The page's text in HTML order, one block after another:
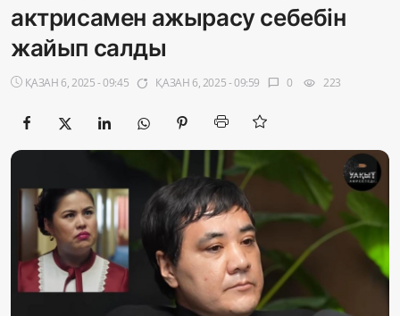
Материалдарды қолдану тәртібі
Саясат
Sadaq TV
Жаңалықтар
Қоғам
Спорт
актрисамен ажырасу себебін
жайып салды
ҚАЗАН 6, 2025 - 09:45 app_badging ҚАЗАН 6, 2025 - 09:59 chat_bubble 0 visibility 223